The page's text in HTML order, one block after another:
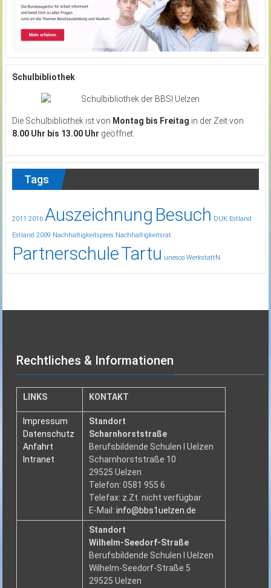
Schulbibliothek
Die Schulbibliothek ist von Montag bis Freitag in der Zeit von
8.00 Uhr bis 13.00 Uhr geöffnet.
Tags
2011 2016 Auszeichnung Besuch DUK Estland
Estland 2009 Nachhaltigkeitspreis Nachhaltigkeitsrat
PartnerschuleTartu unesco WerkstattN
Rechtliches & Informationen
LINKS KONTAKT
Impressum
Datenschutz
Anfahrt
Intranet
Standort
Scharnhorststraße
Berufsbildende Schulen I Uelzen
Scharnhorststraße 10
29525 Uelzen
Telefon: 0581 955 6
Telefax: z.Zt. nicht verfügbar
E-Mail:info@bbs1uelzen.de
Standort
Wilhelm-Seedorf-Straße
Berufsbildende Schulen I Uelzen
Wilhelm-Seedorf-Straße 5
29525 Uelzen